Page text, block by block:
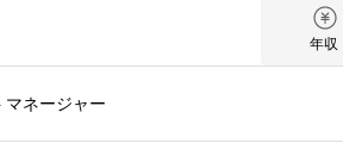
業務を協力会社に依頼していますが、今
、タスク管理、工程管理、メンバー管理・
アプリ機能整理・画面仕様書、シーケン
リやお客様の規模に合わせた内容で、ア
を図りながら、プロジェクトを動かして
案件 など・案件規模：3人月～30人月・
年収
ネージャー